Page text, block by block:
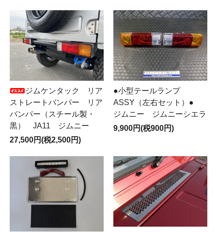
ジムケンタック リア
ストレートバンパー リア
バンパー（スチール製・
黒） JA11 ジムニー
27,500円(税2,500円)
●小型テールランプ
ASSY（左右セット）●
ジムニー ジムニーシエラ
9,900円(税900円)